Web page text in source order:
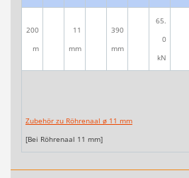
200
m
11
mm
390
mm
65.
0
kN
Zubehör zu Röhrenaal ø 11 mm
[Bei Röhrenaal 11 mm]